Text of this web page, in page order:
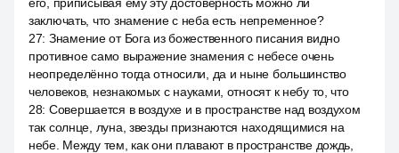
заключать, что знамение с неба есть непременное?
27: Знамение от Бога из божественного писания видно
противное само выражение знамения с небесе очень
неопределённо тогда относили, да и ныне большинство
человеков, незнакомых с науками, относят к небу то, что
28: Совершается в воздухе и в пространстве над воздухом
так солнце, луна, звезды признаются находящимися на
небе. Между тем, как они плавают в пространстве дождь,